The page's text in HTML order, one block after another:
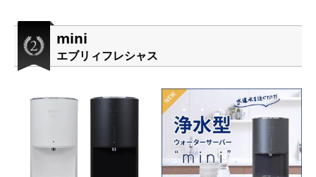
mini
エブリィフレシャス